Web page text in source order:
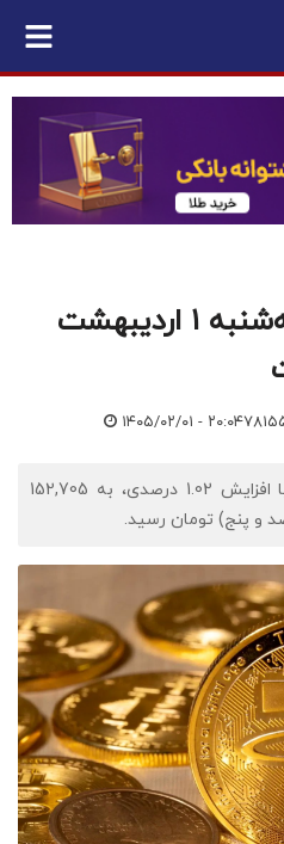
قیمت تتر امروز سه‌شنبه ۱ اردیبهشت
۱۴۰۵/۰۲/۰۱ - ۲۰:۰۴
اقتصادنیوز: قیمت تتر امروز با افزایش 1.02 درصدی، به 152,705
و پنج) تومان رسید.